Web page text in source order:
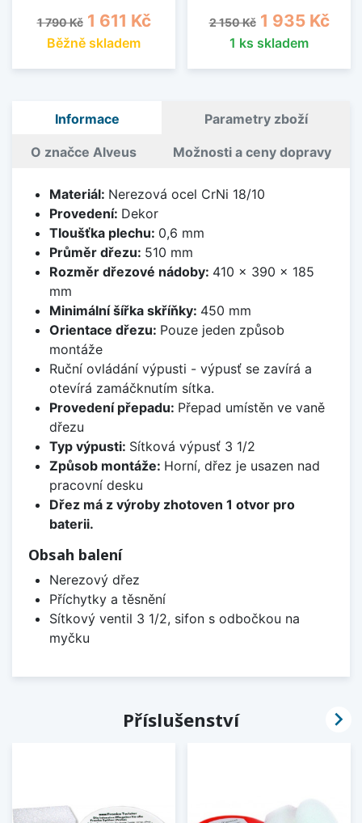
Běžná cena
1 790 Kč Cena
1 611 Kč
Běžně skladem
Běžná cena
2 150 Kč Cena
1 935 Kč
1 ks skladem
Informace Parametry zboží
O značce Alveus Možnosti a ceny dopravy
Materiál: Nerezová ocel CrNi 18/10
Provedení: Dekor
Tloušťka plechu: 0,6 mm
Průměr dřezu: 510 mm
Rozměr dřezové nádoby: 410 x 390 x 185
mm
Minimální šířka skříňky: 450 mm
Orientace dřezu: Pouze jeden způsob
montáže
Ruční ovládání výpusti - výpusť se zavírá a
otevírá zamáčknutím sítka.
Provedení přepadu: Přepad umístěn ve vaně
dřezu
Typ výpusti: Sítková výpusť 3 1/2
Způsob montáže: Horní, dřez je usazen nad
pracovní desku
Dřez má z výroby zhotoven 1 otvor pro
baterii.
Obsah balení
Nerezový dřez
Příchytky a těsnění
Sítkový ventil 3 1/2, sifon s odbočkou na
myčku
Příslušenství 